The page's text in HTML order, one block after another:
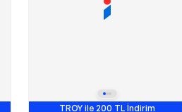
TROY ile 200 TL İndirim